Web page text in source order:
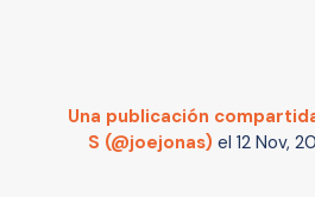
Una publicación
S (@joejonas) el 12 Nov,